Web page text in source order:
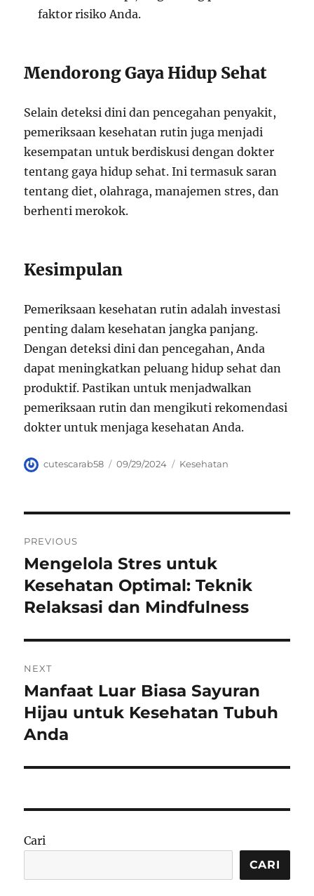
faktor risiko Anda.
Mendorong Gaya Hidup Sehat
Selain deteksi dini dan pencegahan penyakit,
pemeriksaan kesehatan rutin juga menjadi
kesempatan untuk berdiskusi dengan dokter
tentang gaya hidup sehat. Ini termasuk saran
tentang diet, olahraga, manajemen stres, dan
berhenti merokok.
Kesimpulan
Pemeriksaan kesehatan rutin adalah investasi
penting dalam kesehatan jangka panjang.
Dengan deteksi dini dan pencegahan, Anda
dapat meningkatkan peluang hidup sehat dan
produktif. Pastikan untuk menjadwalkan
pemeriksaan rutin dan mengikuti rekomendasi
dokter untuk menjaga kesehatan Anda.
Author
cutescarab58
Posted
09/29/2024 Categories
Kesehatan
pos
PREVIOUS
Previous
post:
Mengelola Stres untuk
Kesehatan Optimal: Teknik
Relaksasi dan Mindfulness
NEXT
Next
post:
Manfaat Luar Biasa Sayuran
Hijau untuk Kesehatan Tubuh
Anda
Cari
CARI